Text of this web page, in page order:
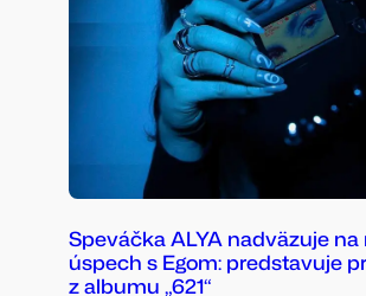
Speváčka ALYA nadväzuje
úspech s Egom: predstavuje
z albumu „621“